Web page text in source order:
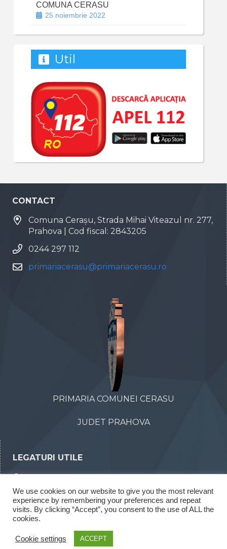
COMUNA CERASU
25 noiembrie 2022
Util
CONTACT
Comuna Cerașu, Strada Mihai Viteazul nr. 277,
Prahova | Cod fiscal: 2843205
0244 297 112
primariacerasu@primariacerasu.ro
PRIMARIA COMUNEI CERASU
JUDET PRAHOVA
LEGATURI UTILE
Declaratii de interese
Rapoarte legea 52/2003
We use cookies on our website to give you the most relevant
experience by remembering your preferences and repeat
visits. By clicking “Accept”, you consent to the use of ALL the
cookies.
Cookie settings ACCEPT